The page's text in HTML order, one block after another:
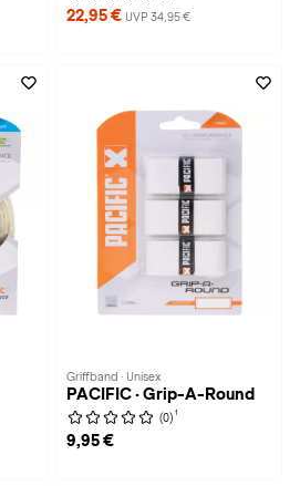
22,95 € UVP 34,95 €
Griffband · Unisex
PACIFIC · Grip-A-Round
(0) 1
9,95 €